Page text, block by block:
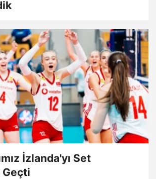
İzlanda'yı Set